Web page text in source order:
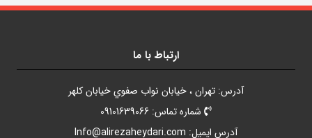
پادکست سگ ها
ارتباط با ما
آدرس: تهران ، خيابان نواب صفوي خيابان کلهر
شماره تماس: 09101639066
آدرس ايميل: Info@alirezaheydari.com